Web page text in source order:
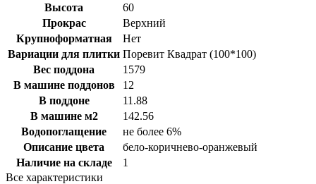
Высота
60
Прокрас
Верхний
Крупноформатная
Нет
Вариации для плитки Поревит Квадрат (100*100)
Вес поддона
1579
В машине поддонов
12
В поддоне
11.88
В машине м2
142.56
Водопоглащение
не более 6%
Описание цвета
бело-коричнево-оранжевый
Наличие на складе
1
Все характеристики